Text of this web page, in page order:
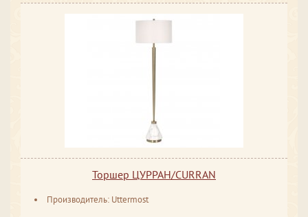
Торшер ЦУРРАН/CURRAN
Производитель: Uttermost